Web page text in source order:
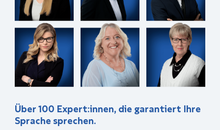
Über 100 Expert:innen, die garantiert Ihre
Sprache sprechen.